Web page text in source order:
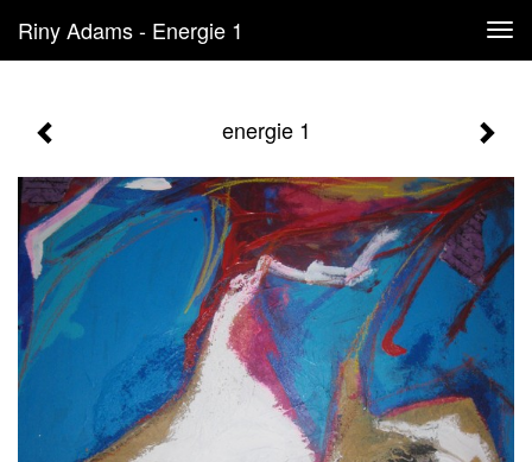
Riny Adams - Energie 1
energie 1